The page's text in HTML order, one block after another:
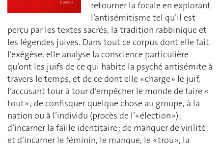
retourner la focale en explorant
l’antisémitisme tel qu’il est
perçu par les textes sacrés, la tradition rabbinique et
les légendes juives. Dans tout ce corpus dont elle fait
l’exégèse, elle analyse la conscience particulière
qu’ont les juifs de ce qui habite la psyché antisémite à
travers le temps, et de ce dont elle « charge » le juif,
l’accusant tour à tour d’empêcher le monde de faire «
tout » ; de confisquer quelque chose au groupe, à la
nation ou à l’individu (procès de l’« élection ») ;
d’incarner la faille identitaire ; de manquer de virilité
et d’incarner le féminin, le manque, le « trou », la